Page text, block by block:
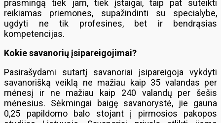
prasmingą tiek jam, tiek įstaigai, taip pat suteikti
reikiamas priemones, supažindinti su specialybe,
ugdyti ne tik profesines, bet ir bendrąsias
kompetencijas.
Kokie savanorių įsipareigojimai?
Pasirašydami sutartį savanoriai įsipareigoja vykdyti
savanorišką veiklą ne mažiau kaip 35 valandas per
mėnesį ir ne mažiau kaip 240 valandų per šešis
mėnesius. Sėkmingai baigę savanorystė, jie gauna
0,25 papildomo balo stojant į pirmosios pakopos